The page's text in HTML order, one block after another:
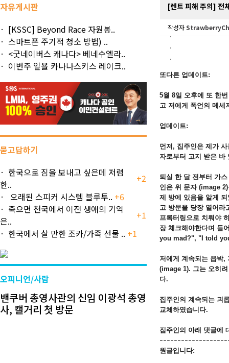
자유게시판
[KSSC] Beyond Race 자원봉..
스마트폰 주기적 청소 방법) ..
<굿네이버스 캐나다> 베네수엘라..
이번주 일욜 카나나스키스 레이크..
묻고답하기
한국으로 짐을 보내고 싶은데 저렴
한..
+2
오래된 스피커 시스템 블루투.. +6
죽으면 천국에서 이전 생애의 기억
은..
+1
한국에서 살 만한 조카/가족 선물 .. +1
오피니언/사람
밴쿠버 총영사관의 신임 이광석 총영
사, 캘거리 첫 방문
[렌트 피해 주의]
작성자
또다른 업데이트:
5월 8일 오후에 또 한
고 저에게 폭언의 메세
업데이트:
먼저, 집주인은 제가
자로부터 고지 받은 바
퇴실 한 달 전부터 가
인은 위 문자 (image
제 방에 있음을 알게
고 방문을 당장 열어라
프록터링으로 치뤄야
장 체크해야한다며 들
you mad?", "I told
저에게 계속되는 읍박,
(image 1). 그는 오히
다.
집주인의 계속되는 괴
교체하였습니다.
집주인의 아래 댓글에
원글입니다: